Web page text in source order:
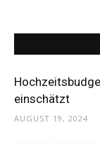
einschätzt
AUGUST 19, 2024